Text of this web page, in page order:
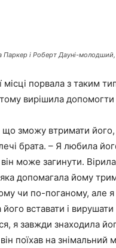
Паркер і Роберт Дауні-молодший,
місці порвала з таким
вирішила допомогти
що зможу втримати
брата. – Я любила
може загинути.
допомагала йому
чи по-поганому, але
вставати і
я завжди знаходила
поїхав на знімальний